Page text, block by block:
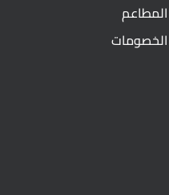
المطاعم
الخصومات